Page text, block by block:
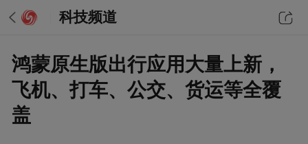
科技频道
鸿蒙原生版出行应用大量上新，
飞机、打车、公交、货运等全覆
盖